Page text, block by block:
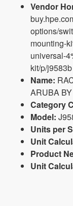
Vendor
options/
mounting-
universal-
kit/p/j9583b
Name:
ARUBA
Category
Model:
Units per
Unit
Product
Unit